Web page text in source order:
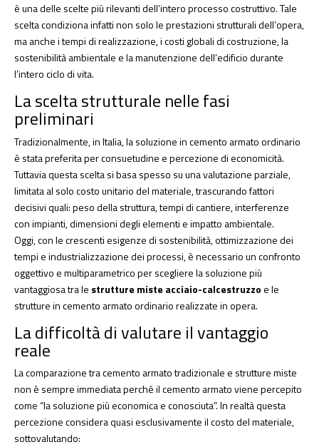
è una delle scelte più rilevanti dell’intero processo costruttivo. Tale
scelta condiziona infatti non solo le prestazioni strutturali dell’opera,
ma anche i tempi di realizzazione, i costi globali di costruzione, la
sostenibilità ambientale e la manutenzione dell’edificio durante
l’intero ciclo di vita.
La scelta strutturale nelle fasi
preliminari
Tradizionalmente, in Italia, la soluzione in cemento armato ordinario
è stata preferita per consuetudine e percezione di economicità.
Tuttavia questa scelta si basa spesso su una valutazione parziale,
limitata al solo costo unitario del materiale, trascurando fattori
decisivi quali: peso della struttura, tempi di cantiere, interferenze
con impianti, dimensioni degli elementi e impatto ambientale.
Oggi, con le crescenti esigenze di sostenibilità, ottimizzazione dei
tempi e industrializzazione dei processi, è necessario un confronto
oggettivo e multiparametrico per scegliere la soluzione più
vantaggiosa tra le strutture miste acciaio-calcestruzzoe le
strutture in cemento armato ordinario realizzate in opera.
La difficoltà di valutare il vantaggio
reale
La comparazione tra cemento armato tradizionale e strutture miste
non è sempre immediata perché il cemento armato viene percepito
come “la soluzione più economica e conosciuta”. In realtà questa
percezione considera quasi esclusivamente il costo del materiale,
sottovalutando: